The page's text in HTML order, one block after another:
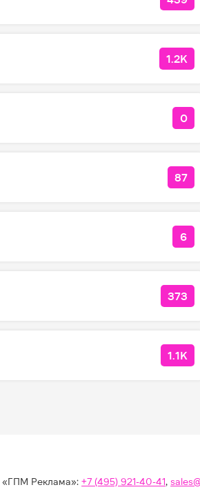
1.2K
0
87
6
373
1.1K
«ГПМ Реклама»:+7 (495) 921-40-41,